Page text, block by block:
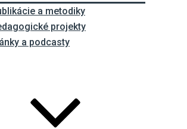
a metodiky
projekty
a podcasty